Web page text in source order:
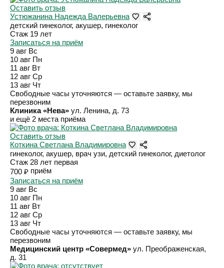
Оставить отзыв
Устюжанина Надежда Валерьевна
детский гинеколог, акушер, гинеколог
Стаж 19 лет
Записаться на приём
9 авг Вс
10 авг Пн
11 авг Вт
12 авг Ср
13 авг Чт
Свободные часы уточняются — оставьте заявку, мы
перезвоним
Клиника «Нева» ул. Ленина, д. 73
и ещё 2 места приёма
Оставить отзыв
Коткина Светлана Владимировна
гинеколог, акушер, врач узи, детский гинеколог, диетолог
Стаж 28 лет первая
700 ₽ приём
Записаться на приём
9 авг Вс
10 авг Пн
11 авг Вт
12 авг Ср
13 авг Чт
Свободные часы уточняются — оставьте заявку, мы
перезвоним
Медицинский центр «Совермед» ул. Преображенская,
д. 31